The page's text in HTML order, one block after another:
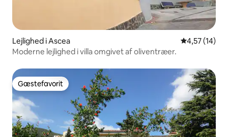
Lejlighed i Ascea 4,57 ud af 5
4,57 (14)
Moderne lejlighed i villa omgivet af oliventræer.
Gæstefavorit
Gæstefavorit